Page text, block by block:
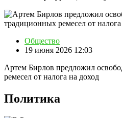
Общество
19 июня 2026 12:03
Артем Бирлов предложил
ремесел от налога на доход
Политика